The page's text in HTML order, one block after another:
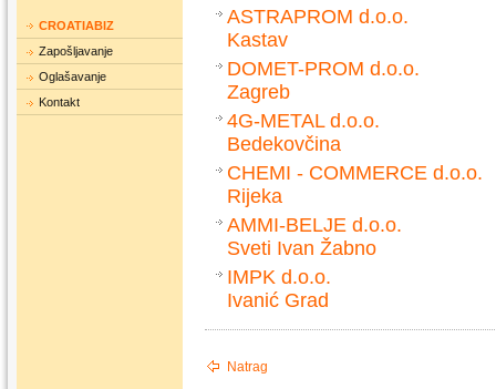
CROATIABIZ
Zapošljavanje
Oglašavanje
Kontakt
ASTRAPROM d.o.o.
Kastav
DOMET-PROM d.o.o.
Zagreb
4G-METAL d.o.o.
Bedekovčina
CHEMI - COMMERCE d.o.o.
Rijeka
AMMI-BELJE d.o.o.
Sveti Ivan Žabno
IMPK d.o.o.
Ivanić Grad
Natrag